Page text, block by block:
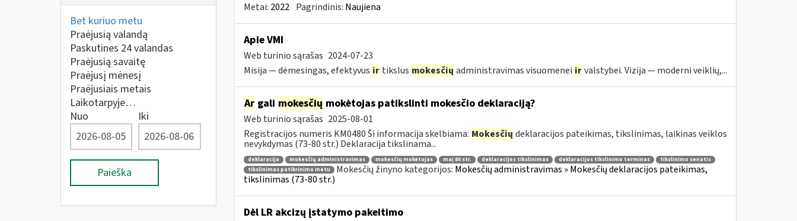
Bet kuriuo metu
Praėjusią valandą
Paskutines 24 valandas
Praėjusią savaitę
Praėjusį mėnesį
Praėjusiais metais
Laikotarpyje…
Nuo
Iki
Paieška
Metai: 2022 Pagrindinis: Naujiena
Apie VMI
Web turinio sąrašas 2024-07-23
Misija — dėmesingas, efektyvus ir tikslus mokesčių administravimas visuomenei ir valstybei. Vizija — moderni veiklių,...
Argali mokesčių mokėtojas patikslinti mokesčio deklaraciją?
Web turinio sąrašas 2025-08-01
Registracijos numeris KM0480 Ši informacija skelbiama: Mokesčių deklaracijos pateikimas, tikslinimas, laikinas veiklos
nevykdymas (73-80 str.) Deklaracija tikslinama...
deklaracija mokesčių administravimas mokesčių mokėtojas maį 80 str. deklaracijos tikslinimas deklaracijos tikslinimo terminas
tikslinimo senatis
tikslinimas patikrinimo metu
Mokesčių žinyno kategorijos: Mokesčių administravimas » Mokesčių deklaracijos pateikimas,
tikslinimas (73-80 str.)
Dėl LR akcizų įstatymo pakeitimo